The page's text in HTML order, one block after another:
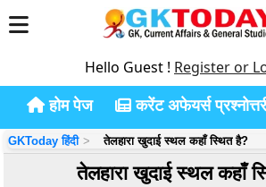
Hello Guest ! Register or
होम पेज करेंट अफेयर्स
GKToday हिंदी तेलहारा खुदाई स्थल कहाँ स्थित है?
तेलहारा खुदाई स्थल कहाँ